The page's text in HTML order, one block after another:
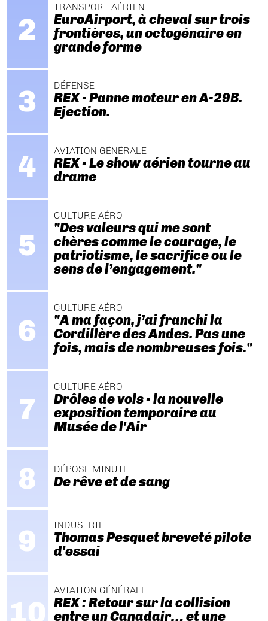
TRANSPORT AÉRIEN
EuroAirport, à cheval sur trois
frontières, un octogénaire en
grande forme
DÉFENSE
REX - Panne moteur en A-29B.
Ejection.
AVIATION GÉNÉRALE
REX - Le show aérien tourne au
drame
CULTURE AÉRO
"Des valeurs qui me sont
chères comme le courage, le
patriotisme, le sacrifice ou le
sens de l’engagement."
CULTURE AÉRO
"A ma façon, j’ai franchi la
Cordillère des Andes. Pas une
fois, mais de nombreuses fois."
CULTURE AÉRO
Drôles de vols - la nouvelle
exposition temporaire au
Musée de l'Air
DÉPOSE MINUTE
De rêve et de sang
INDUSTRIE
Thomas Pesquet breveté pilote
d'essai
AVIATION GÉNÉRALE
REX : Retour sur la collision
entre un Canadair… et une